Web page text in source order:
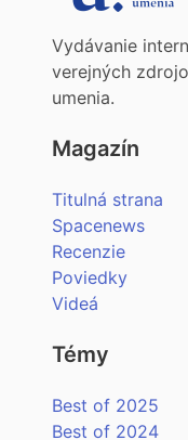
Vydávanie
verejných
umenia.
Magazín
Titulná strana
Spacenews
Recenzie
Poviedky
Videá
Témy
Best of 2025
Best of 2024